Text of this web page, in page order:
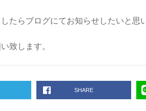
たらブログにてお知らせしたいと思
致します。
SHARE